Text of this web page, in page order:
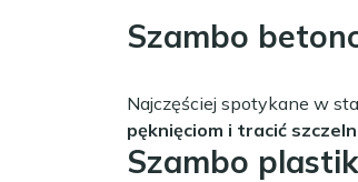
Szambo
Najczęściej spotykane w
pęknięciom i tracić
Szambo